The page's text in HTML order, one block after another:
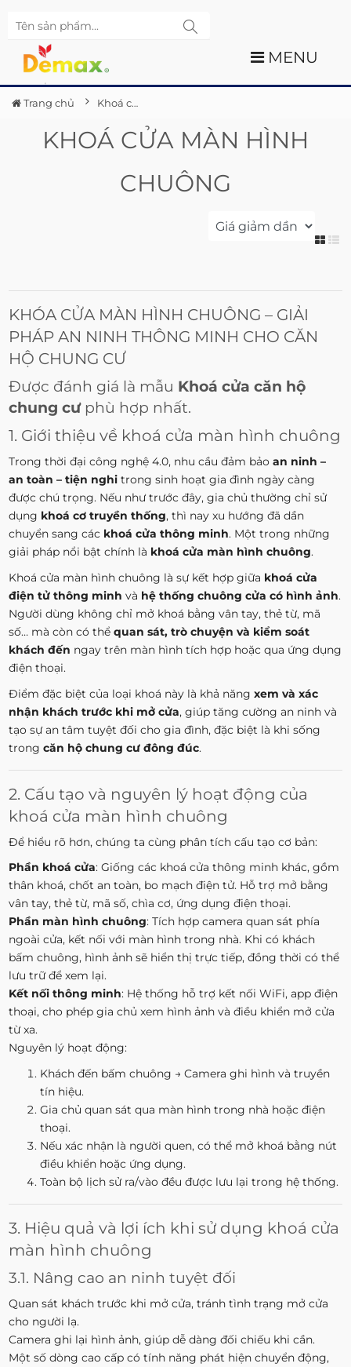
MENU
Trang chủ Khoá cửa màn hình chuông
KHOÁ CỬA MÀN HÌNH
CHUÔNG
KHÓA CỬA MÀN HÌNH CHUÔNG – GIẢI
PHÁP AN NINH THÔNG MINH CHO CĂN
HỘ CHUNG CƯ
Được đánh giá là mẫu Khoá cửa căn hộ
chung cưphù hợp nhất.
1. Giới thiệu về khoá cửa màn hình chuông
Trong thời đại công nghệ 4.0, nhu cầu đảm bảo an ninh –
an toàn – tiện nghi trong sinh hoạt gia đình ngày càng
được chú trọng. Nếu như trước đây, gia chủ thường chỉ sử
dụng khoá cơ truyền thống, thì nay xu hướng đã dần
chuyển sang các khoá cửa thông minh. Một trong những
giải pháp nổi bật chính là khoá cửa màn hình chuông.
Khoá cửa màn hình chuông là sự kết hợp giữa khoá cửa
điện tử thông minh và hệ thống chuông cửa có hình ảnh.
Người dùng không chỉ mở khoá bằng vân tay, thẻ từ, mã
số… mà còn có thể quan sát, trò chuyện và kiểm soát
khách đến ngay trên màn hình tích hợp hoặc qua ứng dụng
điện thoại.
Điểm đặc biệt của loại khoá này là khả năng xem và xác
nhận khách trước khi mở cửa, giúp tăng cường an ninh và
tạo sự an tâm tuyệt đối cho gia đình, đặc biệt là khi sống
trong căn hộ chung cư đông đúc.
2. Cấu tạo và nguyên lý hoạt động của
khoá cửa màn hình chuông
Để hiểu rõ hơn, chúng ta cùng phân tích cấu tạo cơ bản:
Phần khoá cửa: Giống các khoá cửa thông minh khác, gồm
thân khoá, chốt an toàn, bo mạch điện tử. Hỗ trợ mở bằng
vân tay, thẻ từ, mã số, chìa cơ, ứng dụng điện thoại.
Phần màn hình chuông: Tích hợp camera quan sát phía
ngoài cửa, kết nối với màn hình trong nhà. Khi có khách
bấm chuông, hình ảnh sẽ hiển thị trực tiếp, đồng thời có thể
lưu trữ để xem lại.
Kết nối thông minh: Hệ thống hỗ trợ kết nối WiFi, app điện
thoại, cho phép gia chủ xem hình ảnh và điều khiển mở cửa
từ xa.
Nguyên lý hoạt động:
Khách đến bấm chuông → Camera ghi hình và truyền
tín hiệu.
Gia chủ quan sát qua màn hình trong nhà hoặc điện
thoại.
Nếu xác nhận là người quen, có thể mở khoá bằng nút
điều khiển hoặc ứng dụng.
Toàn bộ lịch sử ra/vào đều được lưu lại trong hệ thống.
3. Hiệu quả và lợi ích khi sử dụng khoá cửa
màn hình chuông
3.1. Nâng cao an ninh tuyệt đối
Quan sát khách trước khi mở cửa, tránh tình trạng mở cửa
cho người lạ.
Camera ghi lại hình ảnh, giúp dễ dàng đối chiếu khi cần.
Một số dòng cao cấp có tính năng phát hiện chuyển động,